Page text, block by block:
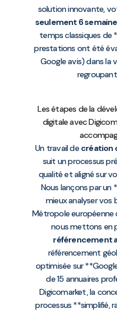
solution innovante,
seulement 6
temps classiques de
prestations ont été
Google avis) dans la
Les étapes de la
digitale avec
Un travail de création
suit un processus
qualité et aligné sur
Nous lançons par un
mieux analyser
Métropole européenne
nous mettons en
référencement
référencement
optimisée sur
de 15 annuaires
Digicomarket, la
processus **simplifié,